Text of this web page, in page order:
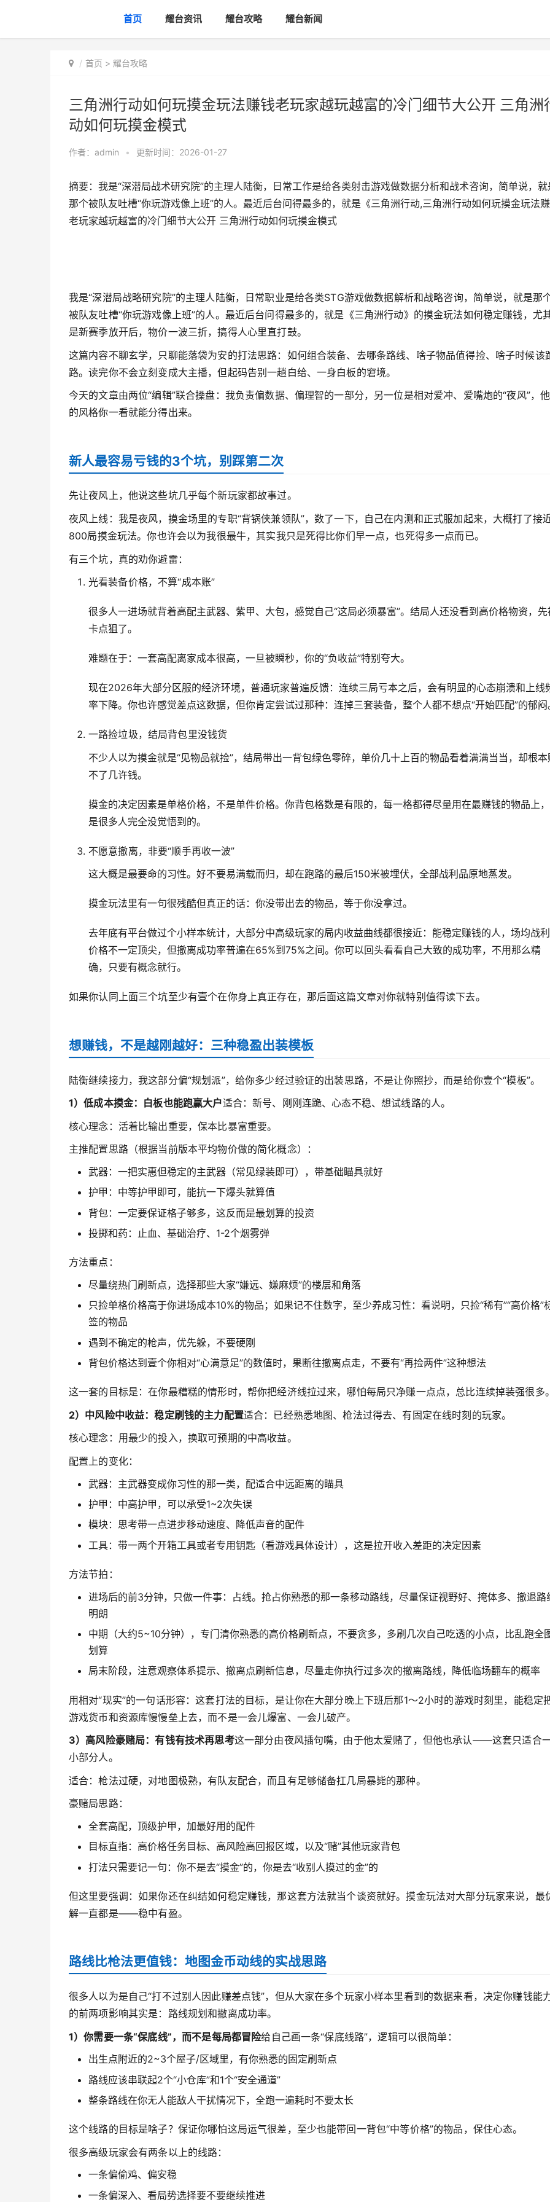
首页 耀台资讯 耀台攻略 耀台新闻
首页 > 耀台攻略
三角洲行动如何玩摸金玩法赚钱老玩家越玩越富的冷门细节大公开 三角洲
动如何玩摸金模式
作者： admin • 更新时间：2026-01-27
摘要：我是“深潜局战术研究院”的主理人陆衡，日常工作是给各类射击游戏做数据分析和战术咨询，简单说，就
那个被队友吐槽“你玩游戏像上班”的人。最近后台问得最多的，就是《三角洲行动,三角洲行动如何玩摸金玩法
老玩家越玩越富的冷门细节大公开 三角洲行动如何玩摸金模式
我是“深潜局战略研究院”的主理人陆衡，日常职业是给各类STG游戏做数据解析和战略咨询，简单说，就是那
被队友吐槽“你玩游戏像上班”的人。最近后台问得最多的，就是《三角洲行动》的摸金玩法如何稳定赚钱，尤
是新赛季放开后，物价一波三折，搞得人心里直打鼓。
这篇内容不聊玄学，只聊能落袋为安的打法思路：如何组合装备、去哪条路线、啥子物品值得捡、啥子时候该
路。读完你不会立刻变成大主播，但起码告别一趟白给、一身白板的窘境。
今天的文章由两位“编辑”联合操盘：我负责偏数据、偏理智的一部分，另一位是相对爱冲、爱嘴炮的“夜风”，他
的风格你一看就能分得出来。
新人最容易亏钱的3个坑，别踩第二次
先让夜风上，他说这些坑几乎每个新玩家都故事过。
夜风上线：我是夜风，摸金场里的专职“背锅侠兼领队”，数了一下，自己在内测和正式服加起来，大概打了接
800局摸金玩法。你也许会以为我很最牛，其实我只是死得比你们早一点，也死得多一点而已。
有三个坑，真的劝你避雷：
光看装备价格，不算“成本账”
很多人一进场就背着高配主武器、紫甲、大包，感觉自己“这局必须暴富”。结局人还没看到高价格物资，先
卡点狙了。
难题在于：一套高配离家成本很高，一旦被瞬秒，你的“负收益”特别夸大。
现在2026年大部分区服的经济环境，普通玩家普遍反馈：连续三局亏本之后，会有明显的心态崩溃和上线
率下降。你也许感觉差点这数据，但你肯定尝试过那种：连掉三套装备，整个人都不想点“开始匹配”的郁闷
一路捡垃圾，结局背包里没钱货
不少人以为摸金就是“见物品就捡”，结局带出一背包绿色零碎，单价几十上百的物品看着满满当当，却根本
不了几许钱。
摸金的决定因素是单格价格，不是单件价格。你背包格数是有限的，每一格都得尽量用在最赚钱的物品上
是很多人完全没觉悟到的。
不愿意撤离，非要“顺手再收一波”
这大概是最要命的习性。好不要易满载而归，却在跑路的最后150米被埋伏，全部战利品原地蒸发。
摸金玩法里有一句很残酷但真正的话：你没带出去的物品，等于你没拿过。
去年底有平台做过个小样本统计，大部分中高级玩家的局内收益曲线都很接近：能稳定赚钱的人，场均战
价格不一定顶尖，但撤离成功率普遍在65%到75%之间。你可以回头看看自己大致的成功率，不用那么精
确，只要有概念就行。
如果你认同上面三个坑至少有壹个在你身上真正存在，那后面这篇文章对你就特别值得读下去。
想赚钱，不是越刚越好：三种稳盈出装模板
陆衡继续接力，我这部分偏“规划派”，给你多少经过验证的出装思路，不是让你照抄，而是给你壹个“模板”。
1）低成本摸金：白板也能跑赢大户适合：新号、刚刚连跪、心态不稳、想试线路的人。
核心理念：活着比输出重要，保本比暴富重要。
主推配置思路（根据当前版本平均物价做的简化概念）：
武器：一把实惠但稳定的主武器（常见绿装即可），带基础瞄具就好
护甲：中等护甲即可，能抗一下爆头就算值
背包：一定要保证格子够多，这反而是最划算的投资
投掷和药：止血、基础治疗、1-2个烟雾弹
方法重点：
尽量绕热门刷新点，选择那些大家“嫌远、嫌麻烦”的楼层和角落
只捡单格价格高于你进场成本10%的物品；如果记不住数字，至少养成习性：看说明，只捡“稀有”“高价格”
签的物品
遇到不确定的枪声，优先躲，不要硬刚
背包价格达到壹个你相对“心满意足”的数值时，果断往撤离点走，不要有“再捡两件”这种想法
这一套的目标是：在你最糟糕的情形时，帮你把经济线拉过来，哪怕每局只净赚一点点，总比连续掉装强很多
2）中风险中收益：稳定刷钱的主力配置适合：已经熟悉地图、枪法过得去、有固定在线时刻的玩家。
核心理念：用最少的投入，换取可预期的中高收益。
配置上的变化：
武器：主武器变成你习性的那一类，配适合中远距离的瞄具
护甲：中高护甲，可以承受1~2次失误
模块：思考带一点进步移动速度、降低声音的配件
工具：带一两个开箱工具或者专用钥匙（看游戏具体设计），这是拉开收入差距的决定因素
方法节拍：
进场后的前3分钟，只做一件事：占线。抢占你熟悉的那一条移动路线，尽量保证视野好、掩体多、撤退路
明朗
中期（大约5~10分钟），专门清你熟悉的高价格刷新点，不要贪多，多刷几次自己吃透的小点，比乱跑全
划算
局末阶段，注意观察体系提示、撤离点刷新信息，尽量走你执行过多次的撤离路线，降低临场翻车的概率
用相对“现实”的一句话形容：这套打法的目标，是让你在大部分晚上下班后那1～2小时的游戏时刻里，能稳定
游戏货币和资源库慢慢垒上去，而不是一会儿爆富、一会儿破产。
3）高风险豪赌局：有钱有技术再思考这一部分由夜风插句嘴，由于他太爱赌了，但他也承认——这套只适合
小部分人。
适合：枪法过硬，对地图极熟，有队友配合，而且有足够储备扛几局暴毙的那种。
豪赌局思路：
全套高配，顶级护甲，加最好用的配件
目标直指：高价格任务目标、高风险高回报区域，以及“赌”其他玩家背包
打法只需要记一句：你不是去“摸金”的，你是去“收别人摸过的金”的
但这里要强调：如果你还在纠结如何稳定赚钱，那这套方法就当个谈资就好。摸金玩法对大部分玩家来说，最
解一直都是——稳中有盈。
路线比枪法更值钱：地图金币动线的实战思路
很多人以为是自己“打不过别人因此赚差点钱”，但从大家在多个玩家小样本里看到的数据来看，决定你赚钱能
的前两项影响其实是：路线规划和撤离成功率。
1）你需要一条“保底线”，而不是每局都冒险给自己画一条“保底线路”，逻辑可以很简单：
出生点附近的2~3个屋子/区域里，有你熟悉的固定刷新点
路线应该串联起2个“小仓库”和1个“安全通道”
整条路线在你无人能敌人干扰情况下，全跑一遍耗时不要太长
这个线路的目标是啥子？保证你哪怕这局运气很差，至少也能带回一背包“中等价格”的物品，保住心态。
很多高级玩家会有两条以上的线路：
一条偏偷鸡、偏安稳
一条偏深入、看局势选择要不要继续推进